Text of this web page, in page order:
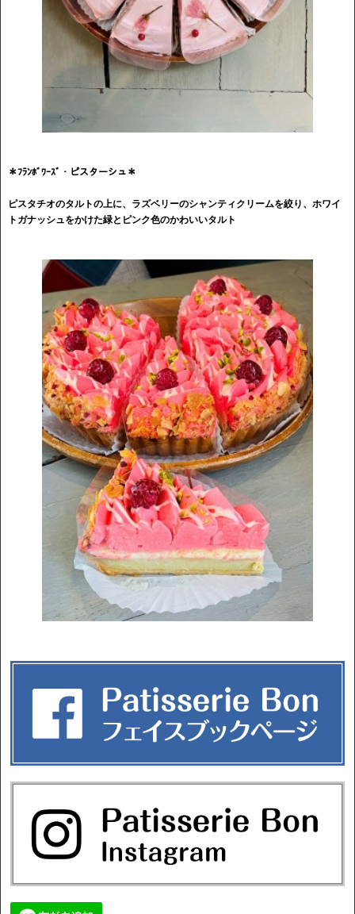
＊ﾌﾗﾝﾎﾞﾜｰｽﾞ・ピスターシュ＊
ピスタチオのタルトの上に、ラズベリーのシャンティクリームを絞り、ホワイ
トガナッシュをかけた緑とピンク色のかわいいタルト